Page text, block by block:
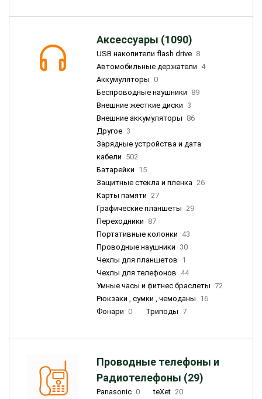
Аксессуары (1090)
USB накопители flash drive 8
Автомобильные держатели 4
Аккумуляторы 0
Беспроводные наушники 89
Внешние жесткие диски 3
Внешние аккумуляторы 86
Другое 3
Зарядные устройства и дата
кабели 502
Батарейки 15
Защитные стекла и пленка 26
Карты памяти 27
Графические планшеты 29
Переходники 87
Портативные колонки 43
Проводные наушники 30
Чехлы для планшетов 1
Чехлы для телефонов 44
Умные часы и фитнес браслеты 72
Рюкзаки , сумки , чемоданы 16
Фонари 0 Триподы 7
Проводные телефоны и
Радиотелефоны (29)
Panasonic 0 teXet 20